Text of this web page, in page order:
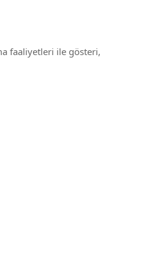
faaliyetleri ile gösteri,